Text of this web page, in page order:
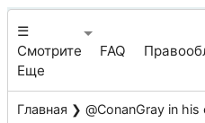
☰
Смотрите
Еще
FAQ
Главная ❯ @ConanGray in